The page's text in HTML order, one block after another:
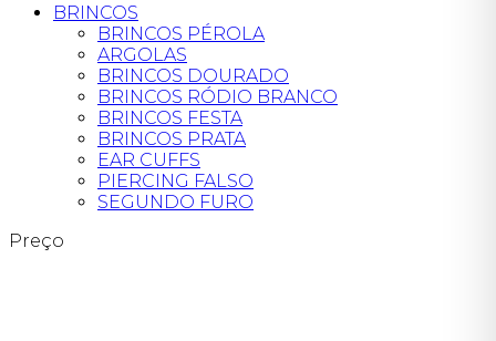
BRINCOS
BRINCOS PÉROLA
ARGOLAS
BRINCOS DOURADO
BRINCOS RÓDIO BRANCO
BRINCOS FESTA
BRINCOS PRATA
EAR CUFFS
PIERCING FALSO
SEGUNDO FURO
Preço